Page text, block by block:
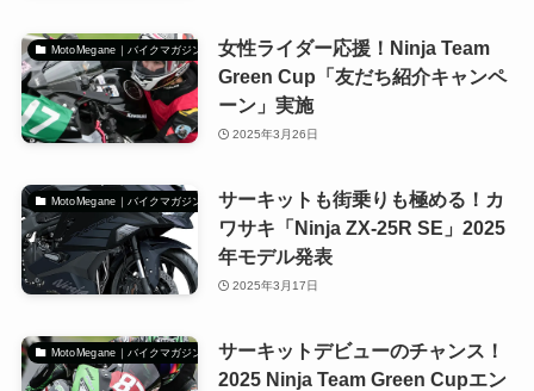
MotoMegane｜バイクマガジン
女性ライダー応援！Ninja Team
Green Cup「友だち紹介キャンペ
ーン」実施
2025年3月26日
MotoMegane｜バイクマガジン
サーキットも街乗りも極める！カ
ワサキ「Ninja ZX-25R SE」2025
年モデル発表
2025年3月17日
MotoMegane｜バイクマガジン
サーキットデビューのチャンス！
2025 Ninja Team Green Cupエン